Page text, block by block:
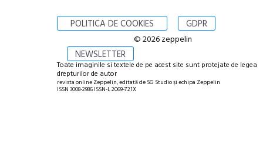
POLITICA DE COOKIES GDPR
NEWSLETTER
© 2026 zeppelin
Toate imaginile si textele de pe acest site sunt protejate de legea
drepturilor de autor
revista online Zeppelin, editată de SG Studio și echipa Zeppelin
ISSN 3008-2986 ISSN-L 2069-721X